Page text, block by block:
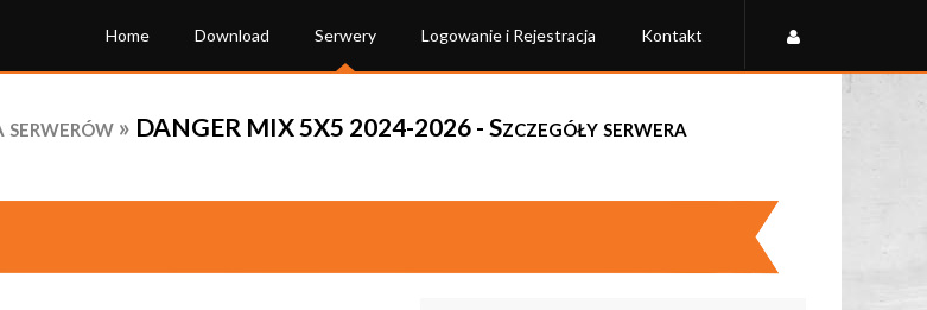
Home Download Serwery Logowanie i Rejestracja Kontakt
serwerów » DANGER MIX 5X5 2024-2026 - Szczegóły serwera